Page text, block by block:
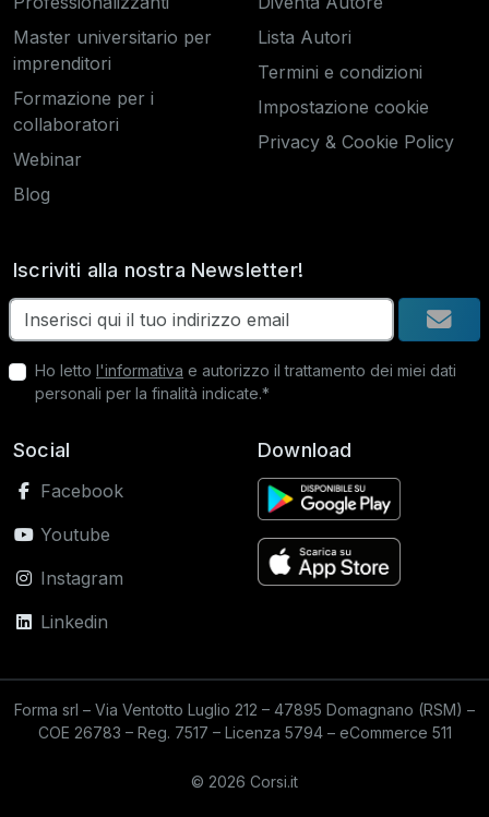
Master universitario per
imprenditori
Formazione per i
collaboratori
Webinar
Blog
Lista Autori
Termini e condizioni
Impostazione cookie
Privacy & Cookie Policy
Iscriviti alla nostra Newsletter!
Ho letto l'informativa e autorizzo il trattamento dei miei dati
personali per la finalità indicate.*
Social
Facebook
Youtube
Instagram
Linkedin
Download
Forma srl – Via Ventotto Luglio 212 – 47895 Domagnano (RSM) –
COE 26783 – Reg. 7517 – Licenza 5794 – eCommerce 511
© 2026 Corsi.it